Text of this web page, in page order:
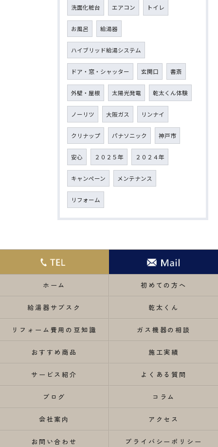
洗面化粧台 エアコン トイレ
お風呂 給湯器
ハイブリッド給湯システム
ドア・窓・シャッター 玄関口 書斎
外壁・屋根 太陽光発電 乾太くん体験
ノーリツ 大阪ガス リンナイ
クリナップ パナソニック 神戸市
安心 ２０２５年 ２０２４年
キャンペーン メンテナンス
リフォーム
ホーム 初めての方へ
給湯器サブスク 乾太くん
リフォーム費用の豆知識 ガス機器の相談
おすすめ商品 施工実績
サービス紹介 よくある質問
ブログ コラム
会社案内 アクセス
お問い合わせ プライバシーポリシー